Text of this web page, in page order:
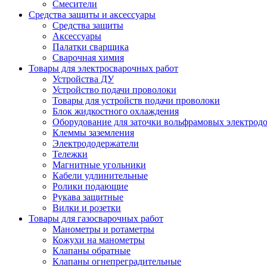
Смесители
Средства защиты и аксессуары
Средства защиты
Аксессуары
Палатки сварщика
Сварочная химия
Товары для электросварочных работ
Устройства ДУ
Устройство подачи проволоки
Товары для устройств подачи проволоки
Блок жидкостного охлаждения
Оборудование для заточки вольфрамовых
Клеммы заземления
Электрододержатели
Тележки
Магнитные угольники
Кабели удлинительные
Ролики подающие
Рукава защитные
Вилки и розетки
Товары для газосварочных работ
Манометры и ротаметры
Кожухи на манометры
Клапаны обратные
Клапаны огнепреградительные